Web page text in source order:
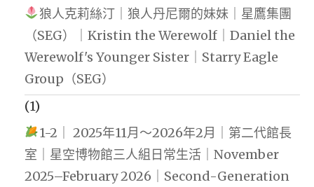
狼人克莉絲汀｜狼人丹尼爾的妹妹｜星鷹集團
（SEG）｜Kristin the Werewolf｜Daniel the
Werewolf's Younger Sister｜Starry Eagle
Group（SEG）
(1)
1-2｜ 2025年11月～2026年2月｜第二代館長
室｜星空博物館三人組日常生活｜November
2025–February 2026｜Second-Generation